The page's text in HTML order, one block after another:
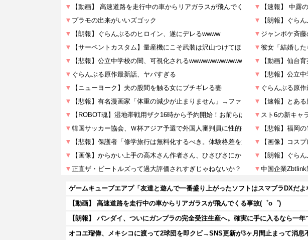
ゲームキューブエアプ「友達と遊んで一番盛り上がったソフトはスマブラDXだよ
【動画】 高速道路を走行中の車からリアガラスが飛んでくる事故(゜o゜)
【朗報】 バンダイ、ついにガンプラの完全受注生産へ。確実に手に入るなら一年
オコエ瑠偉、メキシコに渡って2球団を即クビ→SNS更新が3ヶ月間止まって消息